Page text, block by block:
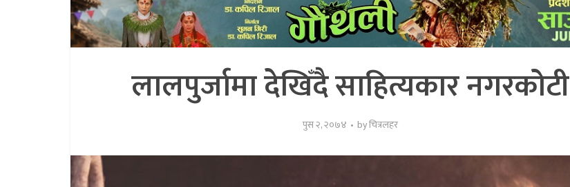
लालपुर्जामा देखिँदै साहित्यकार नगरकोटी
पुस २, २०७४ byचित्रलहर